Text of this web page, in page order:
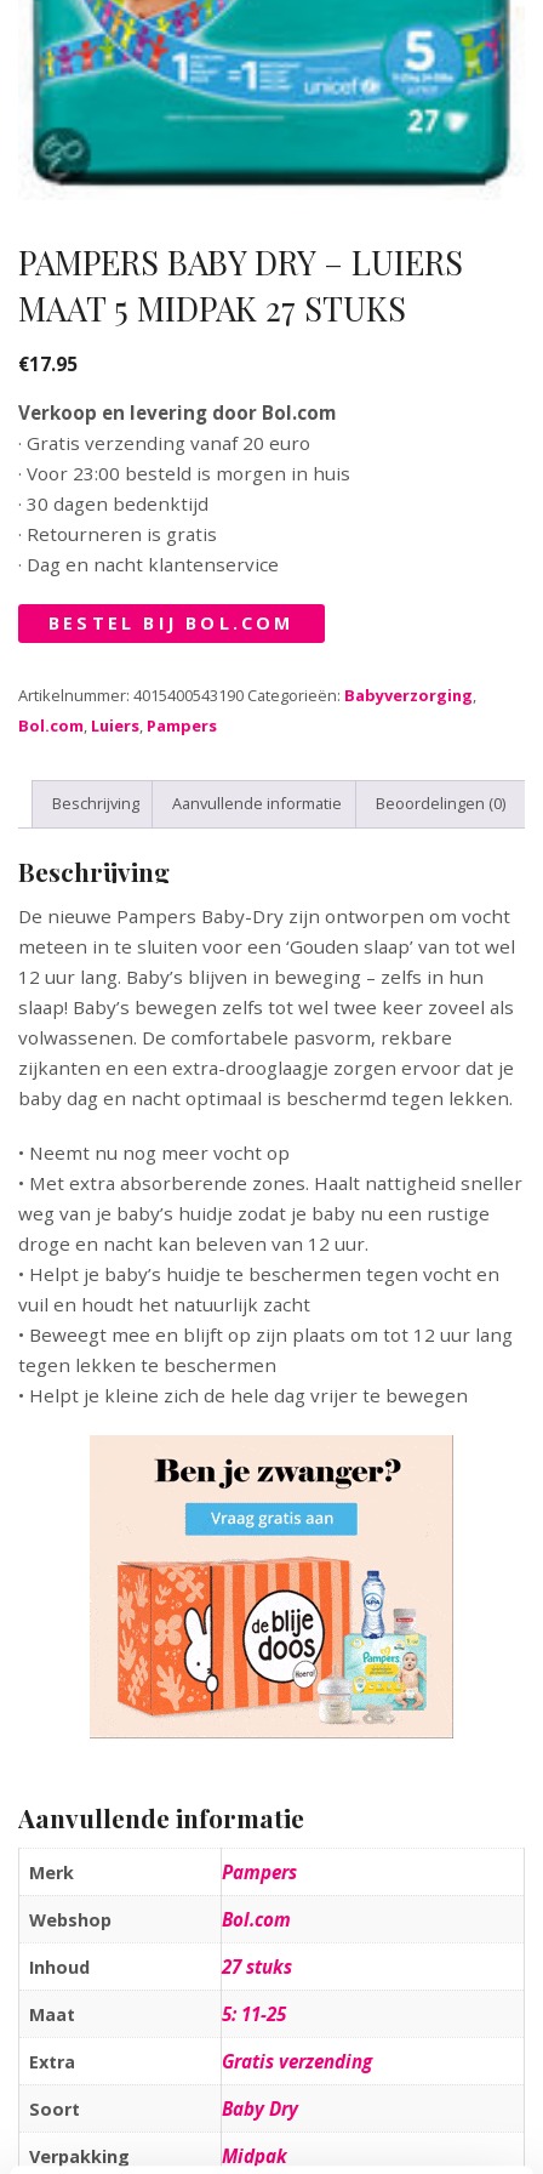
PAMPERS BABY DRY – LUIERS
MAAT 5 MIDPAK 27 STUKS
€17.95
Verkoop en levering door Bol.com
· Gratis verzending vanaf 20 euro
· Voor 23:00 besteld is morgen in huis
· 30 dagen bedenktijd
· Retourneren is gratis
· Dag en nacht klantenservice
BESTEL BIJ BOL.COM
Artikelnummer: 4015400543190 Categorieën: Babyverzorging,
Bol.com, Luiers, Pampers
Beschrijving Aanvullende informatie Beoordelingen (0)
Beschrijving
De nieuwe Pampers Baby-Dry zijn ontworpen om vocht
meteen in te sluiten voor een ‘Gouden slaap’ van tot wel
12 uur lang. Baby’s blijven in beweging – zelfs in hun
slaap! Baby’s bewegen zelfs tot wel twee keer zoveel als
volwassenen. De comfortabele pasvorm, rekbare
zijkanten en een extra-drooglaagje zorgen ervoor dat je
baby dag en nacht optimaal is beschermd tegen lekken.
• Neemt nu nog meer vocht op
• Met extra absorberende zones. Haalt nattigheid sneller
weg van je baby’s huidje zodat je baby nu een rustige
droge en nacht kan beleven van 12 uur.
• Helpt je baby’s huidje te beschermen tegen vocht en
vuil en houdt het natuurlijk zacht
• Beweegt mee en blijft op zijn plaats om tot 12 uur lang
tegen lekken te beschermen
• Helpt je kleine zich de hele dag vrijer te bewegen
Aanvullende informatie
Merk Pampers
Webshop Bol.com
Inhoud 27 stuks
Maat 5: 11-25
Extra Gratis verzending
Soort Baby Dry
Verpakking Midpak